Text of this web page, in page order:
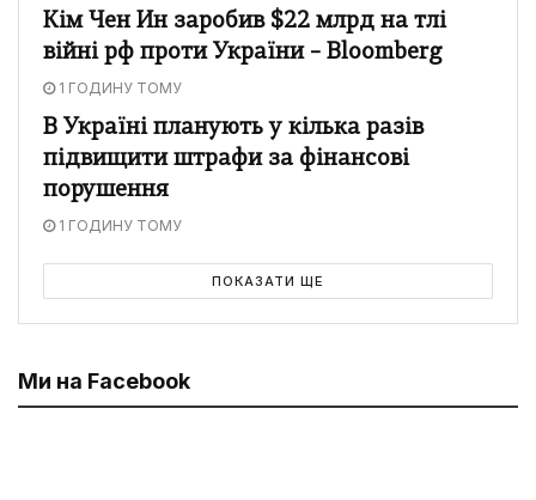
Кім Чен Ин заробив $22 млрд на тлі
війні рф проти України – Bloomberg
1 ГОДИНУ ТОМУ
В Україні планують у кілька разів
підвищити штрафи за фінансові
порушення
1 ГОДИНУ ТОМУ
ПОКАЗАТИ ЩЕ
Ми на Facebook